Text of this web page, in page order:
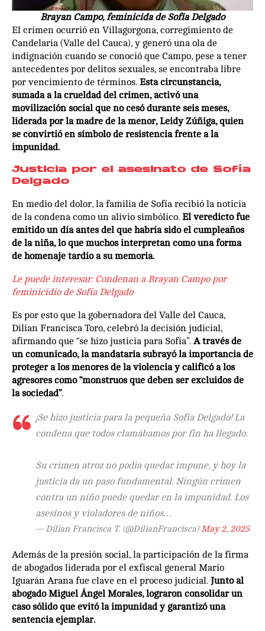
Brayan Campo, feminicida de Sofía Delgado
El crimen ocurrió en Villagorgona, corregimiento de
Candelaria (Valle del Cauca), y generó una ola de
indignación cuando se conoció que Campo, pese a tener
antecedentes por delitos sexuales, se encontraba libre
por vencimiento de términos. Esta circunstancia,
sumada a la crueldad del crimen, activó una
movilización social que no cesó durante seis meses,
liderada por la madre de la menor, Leidy Zúñiga, quien
se convirtió en símbolo de resistencia frente a la
impunidad.
Justicia por el asesinato de Sofía
Delgado
En medio del dolor, la familia de Sofía recibió la noticia
de la condena como un alivio simbólico. El veredicto fue
emitido un día antes del que habría sido el cumpleaños
de la niña, lo que muchos interpretan como una forma
de homenaje tardío a su memoria.
Le puede interesar: Condenan a Brayan Campo por
feminicidio de Sofía Delgado
Es por esto que la gobernadora del Valle del Cauca,
Dilian Francisca Toro, celebró la decisión judicial,
afirmando que “se hizo justicia para Sofía”. A través de
un comunicado, la mandataria subrayó la importancia de
proteger a los menores de la violencia y calificó a los
agresores como “monstruos que deben ser excluidos de
la sociedad”.
¡Se hizo justicia para la pequeña Sofía Delgado! La
condena que todos clamábamos por fin ha llegado.
Su crimen atroz no podía quedar impune, y hoy la
justicia da un paso fundamental. Ningún crimen
contra un niño puede quedar en la impunidad. Los
asesinos y violadores de niños…
— Dilian Francisca T. (@DilianFrancisca)May 2, 2025
Además de la presión social, la participación de la firma
de abogados liderada por el exfiscal general Mario
Iguarán Arana fue clave en el proceso judicial. Junto al
abogado Miguel Ángel Morales, lograron consolidar un
caso sólido que evitó la impunidad y garantizó una
sentencia ejemplar.